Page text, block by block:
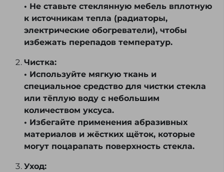
• Не ставьте стеклянную мебель вплотную
к источникам тепла (радиаторы,
электрические обогреватели), чтобы
избежать перепадов температур.
Чистка:
• Используйте мягкую ткань и
специальное средство для чистки стекла
или тёплую воду с небольшим
количеством уксуса.
• Избегайте применения абразивных
материалов и жёстких щёток, которые
могут поцарапать поверхность стекла.
Уход: